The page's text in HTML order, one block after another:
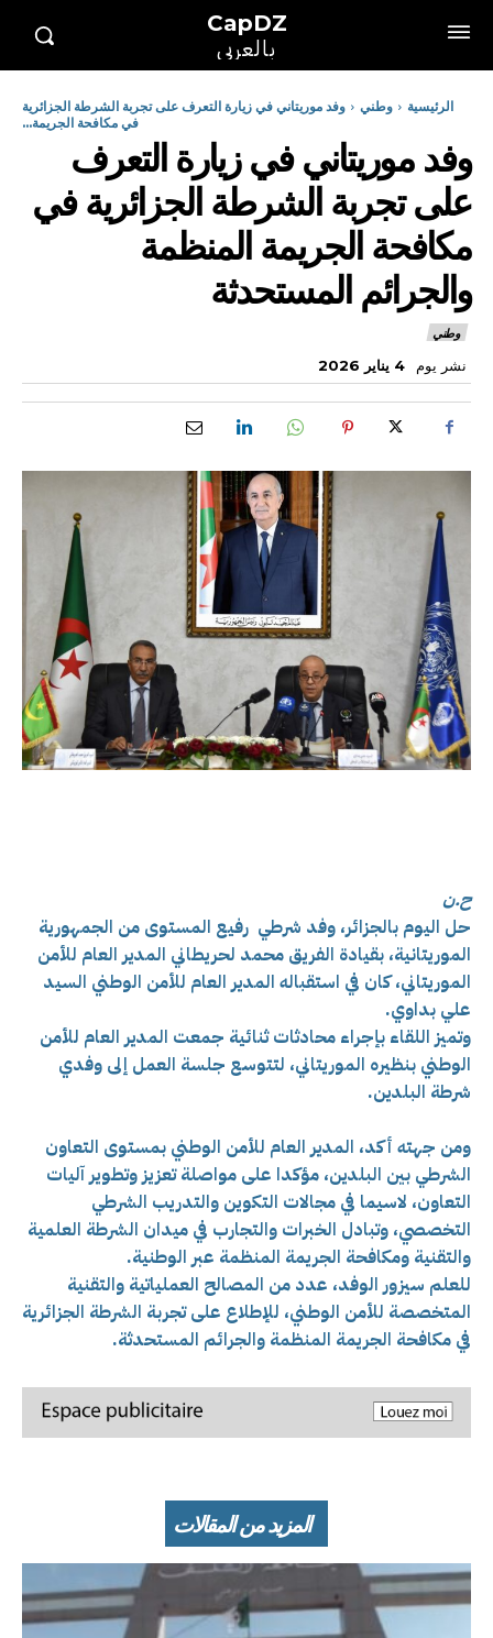
CapDZ
بالعربي
الرئيسية وطني
وفد موريتاني في زيارة التعرف على تجربة الشرطة الجزائرية
في مكافحة الجريمة...
وفد موريتاني في زيارة التعرف
على تجربة الشرطة الجزائرية في
مكافحة الجريمة المنظمة
والجرائم المستحدثة
وطني
نشر يوم 4 يناير 2026
ح.ن
حل اليوم بالجزائر، وفد شرطي رفيع المستوى من الجمهورية
الموريتانية، بقيادة الفريق محمد لحريطاني المدير العام للأمن
الموريتاني، كان في استقباله المدير العام للأمن الوطني السيد
علي بداوي.
وتميز اللقاء بإجراء محادثات ثنائية جمعت المدير العام للأمن
الوطني بنظيره الموريتاني، لتتوسع جلسة العمل إلى وفدي
شرطة البلدين.
ومن جهته أكد، المدير العام للأمن الوطني بمستوى التعاون
الشرطي بين البلدين، مؤكدا على مواصلة تعزيز وتطوير آليات
التعاون، لاسيما في مجالات التكوين والتدريب الشرطي
التخصصي، وتبادل الخبرات والتجارب في ميدان الشرطة العلمية
والتقنية ومكافحة الجريمة المنظمة عبر الوطنية.
للعلم سيزور الوفد، عدد من المصالح العملياتية والتقنية
المتخصصة للأمن الوطني، للإطلاع على تجربة الشرطة الجزائرية
في مكافحة الجريمة المنظمة والجرائم المستحدثة.
المزيد من المقالات